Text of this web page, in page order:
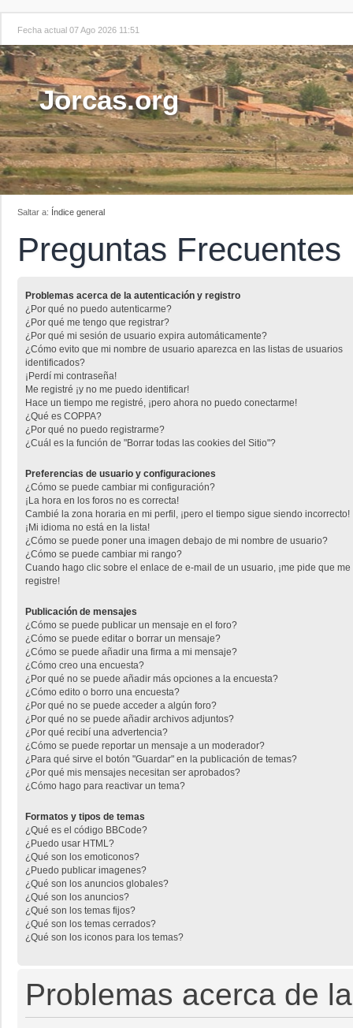
Fecha actual 07 Ago 2026 11:51
Jorcas.org
Saltar a: Índice general
Preguntas Frecuentes
Problemas acerca de la autenticación y registro
¿Por qué no puedo autenticarme?
¿Por qué me tengo que registrar?
¿Por qué mi sesión de usuario expira automáticamente?
¿Cómo evito que mi nombre de usuario aparezca en las listas de usuarios
identificados?
¡Perdí mi contraseña!
Me registré ¡y no me puedo identificar!
Hace un tiempo me registré, ¡pero ahora no puedo conectarme!
¿Qué es COPPA?
¿Por qué no puedo registrarme?
¿Cuál es la función de "Borrar todas las cookies del Sitio"?
Preferencias de usuario y configuraciones
¿Cómo se puede cambiar mi configuración?
¡La hora en los foros no es correcta!
Cambié la zona horaria en mi perfil, ¡pero el tiempo sigue siendo incorrecto!
¡Mi idioma no está en la lista!
¿Cómo se puede poner una imagen debajo de mi nombre de usuario?
¿Cómo se puede cambiar mi rango?
Cuando hago clic sobre el enlace de e-mail de un usuario, ¡me pide que me
registre!
Publicación de mensajes
¿Cómo se puede publicar un mensaje en el foro?
¿Cómo se puede editar o borrar un mensaje?
¿Cómo se puede añadir una firma a mi mensaje?
¿Cómo creo una encuesta?
¿Por qué no se puede añadir más opciones a la encuesta?
¿Cómo edito o borro una encuesta?
¿Por qué no se puede acceder a algún foro?
¿Por qué no se puede añadir archivos adjuntos?
¿Por qué recibí una advertencia?
¿Cómo se puede reportar un mensaje a un moderador?
¿Para qué sirve el botón "Guardar" en la publicación de temas?
¿Por qué mis mensajes necesitan ser aprobados?
¿Cómo hago para reactivar un tema?
Formatos y tipos de temas
¿Qué es el código BBCode?
¿Puedo usar HTML?
¿Qué son los emoticonos?
¿Puedo publicar imagenes?
¿Qué son los anuncios globales?
¿Qué son los anuncios?
¿Qué son los temas fijos?
¿Qué son los temas cerrados?
¿Qué son los iconos para los temas?
Problemas acerca de